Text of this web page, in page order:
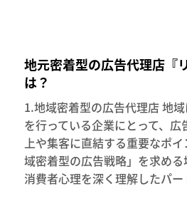
地元密着型の広告代理店『
は？
1.地域密着型の広告代理店 地
を行っている企業にとって、
上や集客に直結する重要なポ
域密着型の広告戦略」を求め
消費者心理を深く理解したパ